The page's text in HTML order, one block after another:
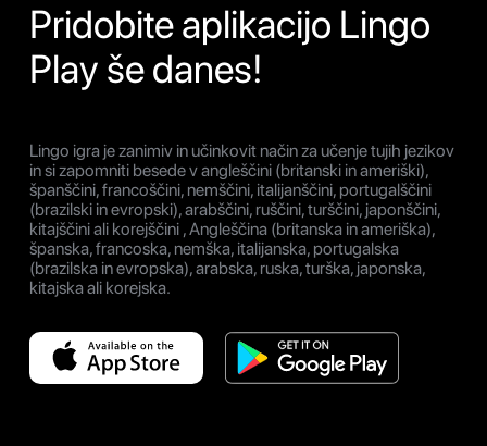
Pridobite aplikacijo Lingo
Play še danes!
Lingo igra je zanimiv in učinkovit način za učenje tujih jezikov
in si zapomniti besede v angleščini (britanski in ameriški),
španščini, francoščini, nemščini, italijanščini, portugalščini
(brazilski in evropski), arabščini, ruščini, turščini, japonščini,
kitajščini ali korejščini , Angleščina (britanska in ameriška),
španska, francoska, nemška, italijanska, portugalska
(brazilska in evropska), arabska, ruska, turška, japonska,
kitajska ali korejska.